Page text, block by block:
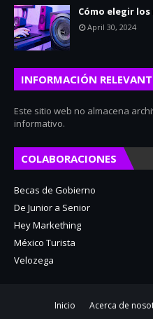
Cómo elegir
April 30, 2024
INFORMACIÓN
Este sitio web no almacena
informativo.
COLABORACIONES
Becas de Gobierno
De Junior a Senior
Hey Markething
México Turista
Velozega
Inicio Acerca de